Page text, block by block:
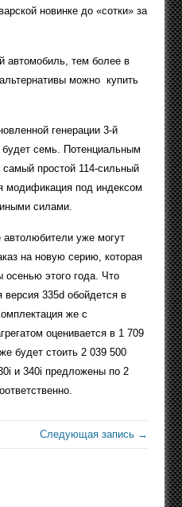
новинке до «сотки» за
автомобиль, тем более в
можно купить
генерации 3-й
семь. Потенциальным
простой 114-сильный
модификация под индексом
силами.
уже могут
на новую серию, которая
осенью этого года. Что
версия 335d обойдется в
же с
оценивается в 1 709
будет стоить 2 039 500
и 340i предложены по 2
Следующая запись →